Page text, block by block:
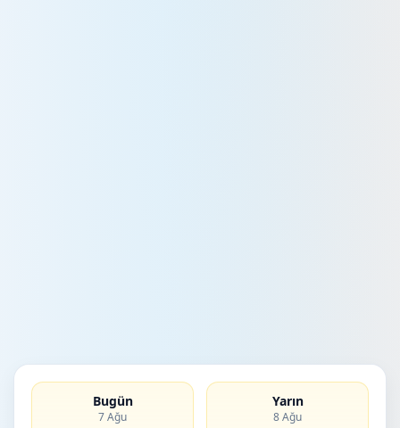
Bugün
7 Ağu
Yarın
8 Ağu